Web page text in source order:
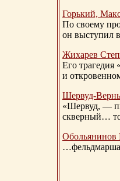
Горький,
По своему
он выступил
Жихарев
Его трагедия
и
Шервуд-
«Шервуд, —
скверный…
Обольянинов